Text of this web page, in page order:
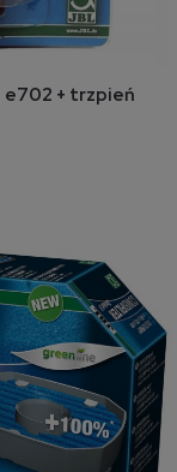
+ trzpień